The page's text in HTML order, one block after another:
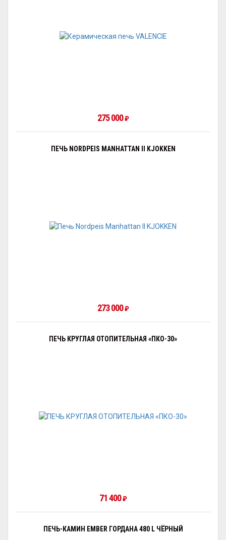
275 000₽
ПЕЧЬ NORDPEIS MANHATTAN II KJOKKEN
273 000₽
ПЕЧЬ КРУГЛАЯ ОТОПИТЕЛЬНАЯ «ПКО-30»
71 400₽
ПЕЧЬ-КАМИН EMBER ГОРДАНА 480 L ЧЁРНЫЙ